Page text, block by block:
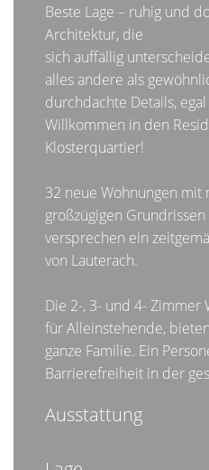
Beste Lage – ruhig und
Architektur, die
sich auffällig
alles andere als
durchdachte Details,
Willkommen in den
Klosterquartier!
32 neue Wohnungen
großzügigen
versprechen ein
von Lauterach.
Die 2-, 3- und 4- Zimmer
für Alleinstehende,
ganze Familie. Ein
Barrierefreiheit in der
Ausstattung